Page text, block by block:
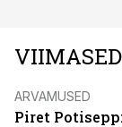
ARVAMUSED
Piret